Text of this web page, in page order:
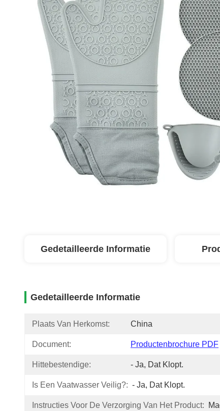
Gedetailleerde Informatie
Gedetailleerde Informatie
Plaats Van Herkomst: China
Document: Productenbrochure PDF
Hittebestendige: - Ja, Dat Klopt.
Is Een Vaatwasser Veilig?: - Ja, Dat Klopt.
Instructies Voor De Verzorging Van Het Product: